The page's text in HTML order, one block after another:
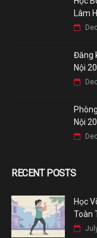
Lâm
Đăng
Nội
Nội
RECENT POSTS
Học
Toàn